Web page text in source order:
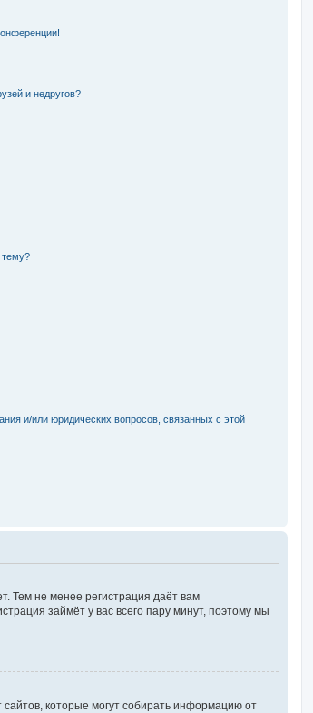
и недругов?
тему?
и/или юридических вопросов, связанных с этой
Тем не менее регистрация даёт вам
займёт у вас всего пару минут, поэтому мы
которые могут собирать информацию от